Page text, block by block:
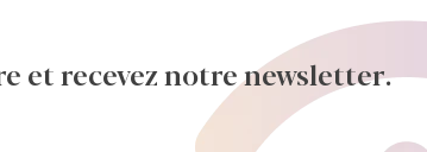
et recevez notre newsletter.